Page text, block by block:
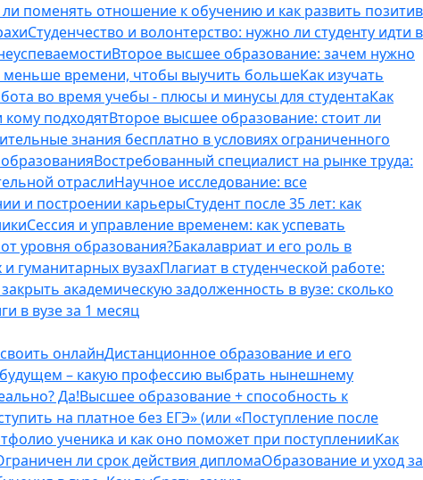
поменять отношение к обучению и как развить позитив
Студенчество и волонтерство: нужно ли cтуденту идти в
Второе высшее образование: зачем нужно
меньше времени, чтобы выучить большеКак изучать
во время учебы - плюсы и минусы для студентаКак
подходятВторое высшее образование: стоит ли
знания бесплатно в условиях ограниченного
Востребованный специалист на рынке труда:
отраслиНаучное исследование: все
и построении карьерыСтудент после 35 лет: как
Сессия и управление временем: как успевать
уровня образования?Бакалавриат и его роль в
гуманитарных вузахПлагиат в студенческой работе:
академическую задолженность в вузе: сколько
в вузе за 1 месяц
онлайнДистанционное образование и его
– какую профессию выбрать нынешнему
Да!Высшее образование + способность к
на платное без ЕГЭ» (или «Поступление после
ученика и как оно поможет при поступленииКак
ли срок действия дипломаОбразование и уход за